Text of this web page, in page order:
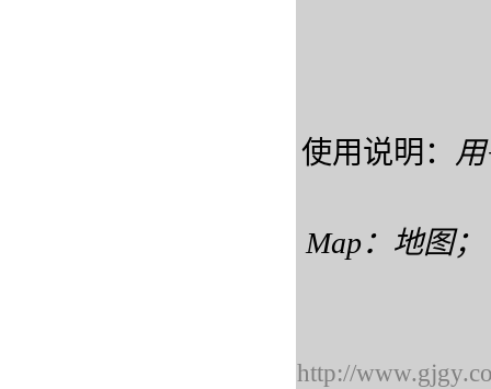
使用说明：
Map：地图
http://